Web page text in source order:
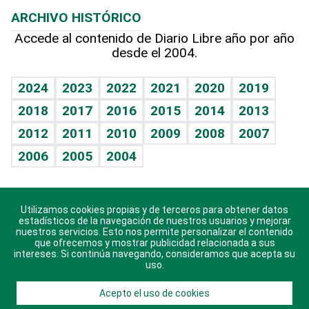
Hablando con el pediatra
Vida y familia
Eñe
Celebrando la vida
Sin complejos
En pocas palabras
Escuchando al corazón
Economía Personal
TBT Deportivo
Más firmas
Hecho en casa
Guía del dinero
Cumpleaños
Horóscopos
Crucigramas
ARCHIVO HISTÓRICO
Accede al contenido de Diario Libre año por año
desde el 2004.
2024 2023 2022 2021 2020
2019
2018
2017 2016 2015 2014
2013
2012
2011 2010 2009 2008
2007
2006
2005 2004
Descarga nuestras aplicaciones para Android, iOS y
sistema Huawei.
© 2021 Diario Libre, todos los derechos reservados.
Utilizamos cookies propias y de terceros para obtener datos
estadísticos de la navegación de nuestros usuarios y mejorar
nuestros servicios. Esto nos permite personalizar el contenido
que ofrecemos y mostrar publicidad relacionada a sus
intereses. Si continúa navegando, consideramos que acepta su
uso.
Acepto el uso de cookies